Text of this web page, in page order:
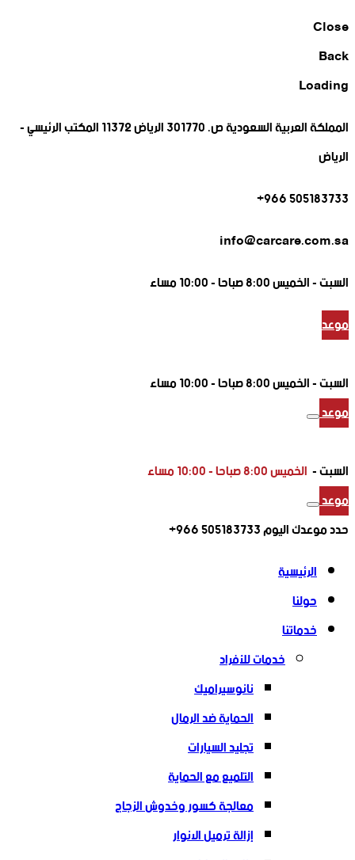
Close
Back
Loading
المملكة العربية السعودية ص. 301770 الرياض 11372 المكتب الرئيسي -
الرياض
505183733 966+
info@carcare.com.sa
السبت -الخميس 8:00 صباحا - 10:00 مساء
موعد
السبت -الخميس 8:00 صباحا - 10:00 مساء
موعد
السبت -الخميس 8:00 صباحا - 10:00 مساء
موعد
حدد موعدك اليوم505183733 966+
الرئيسية
حولنا
خدماتنا
خدمات للأفراد
نانوسيراميك
الحماية ضد الرمال
تجليد السيارات
التلميع مع الحماية
معالجة كسور وخدوش الزجاج
إزالة ترميل الانوار